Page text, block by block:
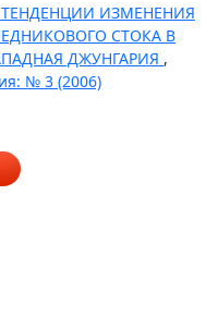
ИЗМЕНЕНИЯ
СТОКА В
ДЖУНГАРИЯ ,
№ 3 (2006)